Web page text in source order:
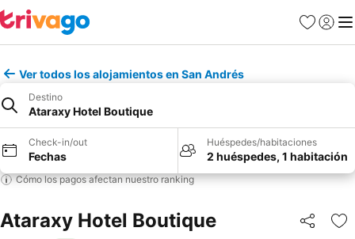
Favoritos
Iniciar
Ver todos los alojamientos en San Andrés
Destino
Ataraxy Hotel Boutique
Check-in/out
Fechas
Huéspedes/habitaciones
2 huéspedes, 1 habitación
Cómo los pagos afectan nuestro ranking
Ataraxy Hotel Boutique Compartir